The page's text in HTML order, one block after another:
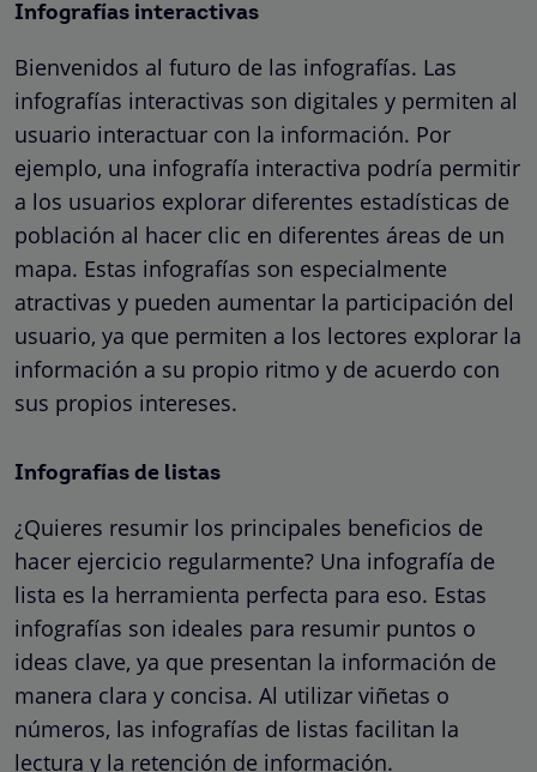
Infografías interactivas
Bienvenidos al futuro de las infografías. Las
infografías interactivas son digitales y permiten al
usuario interactuar con la información. Por
ejemplo, una infografía interactiva podría permitir
a los usuarios explorar diferentes estadísticas de
población al hacer clic en diferentes áreas de un
mapa. Estas infografías son especialmente
atractivas y pueden aumentar la participación del
usuario, ya que permiten a los lectores explorar la
información a su propio ritmo y de acuerdo con
sus propios intereses.
Infografías de listas
¿Quieres resumir los principales beneficios de
hacer ejercicio regularmente? Una infografía de
lista es la herramienta perfecta para eso. Estas
infografías son ideales para resumir puntos o
ideas clave, ya que presentan la información de
manera clara y concisa. Al utilizar viñetas o
números, las infografías de listas facilitan la
lectura y la retención de información.